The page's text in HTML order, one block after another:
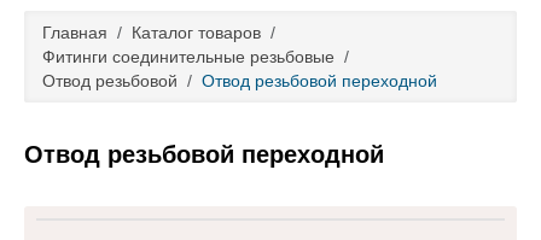
О компании
Услуги и работы
Главная / Каталог товаров /
Фитинги соединительные резьбовые /
Отвод резьбовой / Отвод резьбовой переходной
Отвод резьбовой переходной